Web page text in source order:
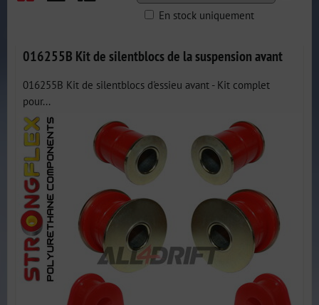
En stock uniquement
016255B Kit de silentblocs de la suspension avant
016255B Kit de silentblocs d'essieu avant - Kit complet
pour...